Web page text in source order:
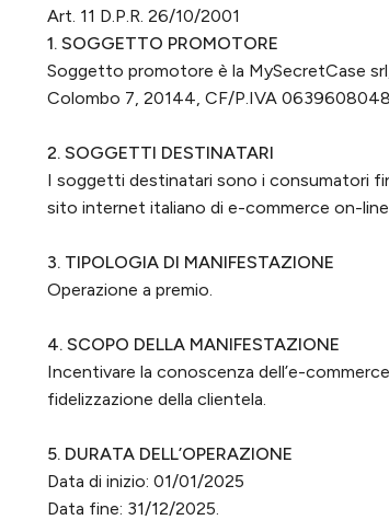
Art. 11 D.P.R. 26/10/2001
1. SOGGETTO PROMOTORE
Soggetto promotore è la MySecretCase
Colombo 7, 20144, CF/P.IVA
2. SOGGETTI DESTINATARI
I soggetti destinatari sono i consumatori
sito internet italiano di e-commerce on-line
3. TIPOLOGIA DI MANIFESTAZIONE
Operazione a premio.
4. SCOPO DELLA MANIFESTAZIONE
Incentivare la conoscenza dell’e-
fidelizzazione della clientela.
5. DURATA DELL’OPERAZIONE
Data di inizio: 01/01/2025
Data fine: 31/12/2025.